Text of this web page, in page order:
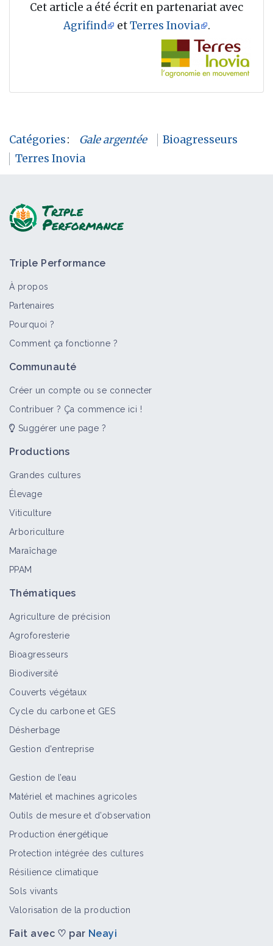
Cet article a été écrit en partenariat avec
Agrifind
etTerres Inovia .
Catégories: Gale argentée
Bioagresseurs
Terres Inovia
Triple Performance
À propos
Partenaires
Pourquoi ?
Comment ça fonctionne ?
Communauté
Créer un compte ou se connecter
Contribuer ? Ça commence ici !
Suggérer une page ?
Productions
Grandes cultures
Élevage
Viticulture
Arboriculture
Maraîchage
PPAM
Thématiques
Agriculture de précision
Agroforesterie
Bioagresseurs
Biodiversité
Couverts végétaux
Cycle du carbone et GES
Désherbage
Gestion d'entreprise
Gestion de l’eau
Matériel et machines agricoles
Outils de mesure et d’observation
Production énergétique
Protection intégrée des cultures
Résilience climatique
Sols vivants
Valorisation de la production
Fait avec ♡ par Neayi